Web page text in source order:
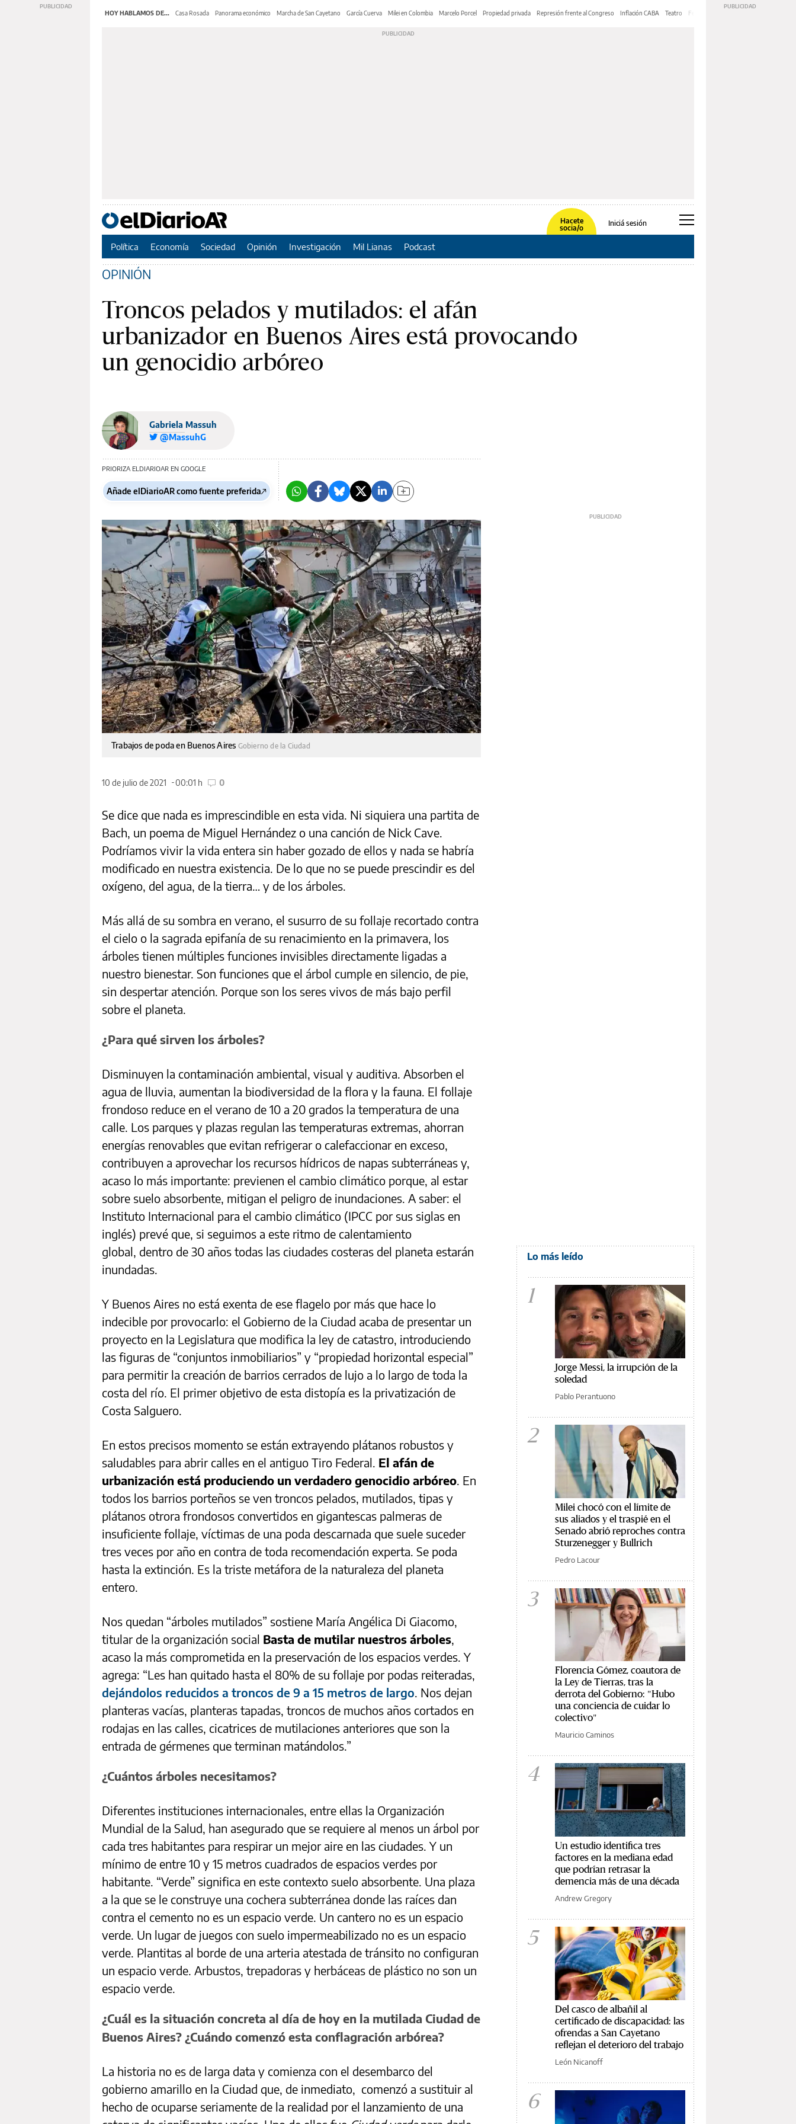
HOY HABLAMOS DE... Casa Rosada Panorama económico Marcha de San Cayetano García Cuerva Milei en Colombia Marcelo Porcel Propiedad privada Represión frente al Congreso Inflación CABA Teatro Feria de Editores
Hacete
socia/o
Iniciá sesión
Política Economía Sociedad Opinión Investigación Mil Lianas Podcast
OPINIÓN
Troncos pelados y mutilados: el afán
urbanizador en Buenos Aires está provocando
un genocidio arbóreo
Gabriela Massuh
@MassuhG
PRIORIZA ELDIARIOAR EN GOOGLE
Añade elDiarioAR como fuente preferida
Trabajos de poda en Buenos Aires Gobierno de la Ciudad
10 de julio de 2021 00:01 h 0
Se dice que nada es imprescindible en esta vida. Ni siquiera una partita de
Bach, un poema de Miguel Hernández o una canción de Nick Cave.
Podríamos vivir la vida entera sin haber gozado de ellos y nada se habría
modificado en nuestra existencia. De lo que no se puede prescindir es del
oxígeno, del agua, de la tierra… y de los árboles.
Más allá de su sombra en verano, el susurro de su follaje recortado contra
el cielo o la sagrada epifanía de su renacimiento en la primavera, los
árboles tienen múltiples funciones invisibles directamente ligadas a
nuestro bienestar. Son funciones que el árbol cumple en silencio, de pie,
sin despertar atención. Porque son los seres vivos de más bajo perfil
sobre el planeta.
¿Para qué sirven los árboles?
Disminuyen la contaminación ambiental, visual y auditiva. Absorben el
agua de lluvia, aumentan la biodiversidad de la flora y la fauna. El follaje
frondoso reduce en el verano de 10 a 20 grados la temperatura de una
calle. Los parques y plazas regulan las temperaturas extremas, ahorran
energías renovables que evitan refrigerar o calefaccionar en exceso,
contribuyen a aprovechar los recursos hídricos de napas subterráneas y,
acaso lo más importante: previenen el cambio climático porque, al estar
sobre suelo absorbente, mitigan el peligro de inundaciones. A saber: el
Instituto Internacional para el cambio climático (IPCC por sus siglas en
inglés) prevé que, si seguimos a este ritmo de calentamiento
global, dentro de 30 años todas las ciudades costeras del planeta estarán
inundadas.
Y Buenos Aires no está exenta de ese flagelo por más que hace lo
indecible por provocarlo: el Gobierno de la Ciudad acaba de presentar un
proyecto en la Legislatura que modifica la ley de catastro, introduciendo
las figuras de “conjuntos inmobiliarios” y “propiedad horizontal especial”
para permitir la creación de barrios cerrados de lujo a lo largo de toda la
costa del río. El primer objetivo de esta distopía es la privatización de
Costa Salguero.
En estos precisos momento se están extrayendo plátanos robustos y
saludables para abrir calles en el antiguo Tiro Federal. El afán de
urbanización está produciendo un verdadero genocidio arbóreo. En
todos los barrios porteños se ven troncos pelados, mutilados, tipas y
plátanos otrora frondosos convertidos en gigantescas palmeras de
insuficiente follaje, víctimas de una poda descarnada que suele suceder
tres veces por año en contra de toda recomendación experta. Se poda
hasta la extinción. Es la triste metáfora de la naturaleza del planeta
entero.
Nos quedan “árboles mutilados” sostiene María Angélica Di Giacomo,
titular de la organización social Basta de mutilar nuestros árboles,
acaso la más comprometida en la preservación de los espacios verdes. Y
agrega: “Les han quitado hasta el 80% de su follaje por podas reiteradas,
dejándolos reducidos a troncos de 9 a 15 metros de largo. Nos dejan
planteras vacías, planteras tapadas, troncos de muchos años cortados en
rodajas en las calles, cicatrices de mutilaciones anteriores que son la
entrada de gérmenes que terminan matándolos.”
¿Cuántos árboles necesitamos?
Diferentes instituciones internacionales, entre ellas la Organización
Mundial de la Salud, han asegurado que se requiere al menos un árbol por
cada tres habitantes para respirar un mejor aire en las ciudades. Y un
mínimo de entre 10 y 15 metros cuadrados de espacios verdes por
habitante. “Verde” significa en este contexto suelo absorbente. Una plaza
a la que se le construye una cochera subterránea donde las raíces dan
contra el cemento no es un espacio verde. Un cantero no es un espacio
verde. Un lugar de juegos con suelo impermeabilizado no es un espacio
verde. Plantitas al borde de una arteria atestada de tránsito no configuran
un espacio verde. Arbustos, trepadoras y herbáceas de plástico no son un
espacio verde.
¿Cuál es la situación concreta al día de hoy en la mutilada Ciudad de
Buenos Aires? ¿Cuándo comenzó esta conflagración arbórea?
La historia no es de larga data y comienza con el desembarco del
gobierno amarillo en la Ciudad que, de inmediato, comenzó a sustituir al
hecho de ocuparse seriamente de la realidad por el lanzamiento de una
Lo más leído
1
Jorge Messi, la irrupción de la
soledad
Pablo Perantuono
2
Milei chocó con el límite de
sus aliados y el traspié en el
Senado abrió reproches contra
Sturzenegger y Bullrich
Pedro Lacour
3
Florencia Gómez, coautora de
la Ley de Tierras, tras la
derrota del Gobierno: "Hubo
una conciencia de cuidar lo
colectivo"
Mauricio Caminos
4
Un estudio identifica tres
factores en la mediana edad
que podrían retrasar la
demencia más de una década
Andrew Gregory
5
Del casco de albañil al
certificado de discapacidad: las
ofrendas a San Cayetano
reflejan el deterioro del trabajo
León Nicanoff
6